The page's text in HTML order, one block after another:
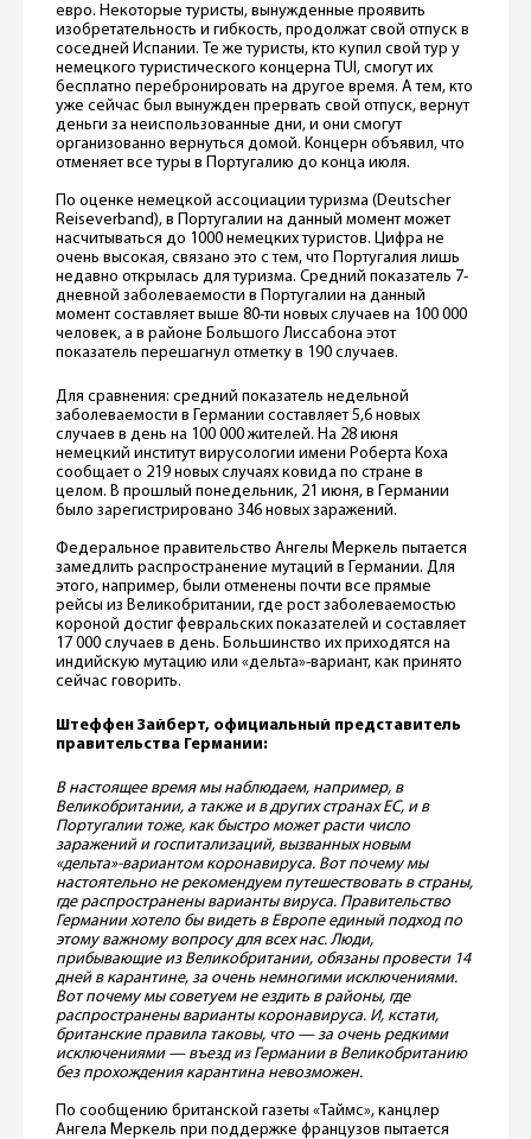
евро. Некоторые туристы, вынужденные проявить
изобретательность и гибкость, продолжат свой отпуск в
соседней Испании. Те же туристы, кто купил свой тур у
немецкого туристического концерна TUI, смогут их
бесплатно перебронировать на другое время. А тем, кто
уже сейчас был вынужден прервать свой отпуск, вернут
деньги за неиспользованные дни, и они смогут
организованно вернуться домой. Концерн объявил, что
отменяет все туры в Португалию до конца июля.
По оценке немецкой ассоциации туризма (Deutscher
Reiseverband), в Португалии на данный момент может
насчитываться до 1000 немецких туристов. Цифра не
очень высокая, связано это с тем, что Португалия лишь
недавно открылась для туризма. Средний показатель 7-
дневной заболеваемости в Португалии на данный
момент составляет выше 80-ти новых случаев на 100 000
человек, а в районе Большого Лиссабона этот
показатель перешагнул отметку в 190 случаев.
Для сравнения: средний показатель недельной
заболеваемости в Германии составляет 5,6 новых
случаев в день на 100 000 жителей. На 28 июня
немецкий институт вирусологии имени Роберта Коха
сообщает о 219 новых случаях ковида по стране в
целом. В прошлый понедельник, 21 июня, в Германии
было зарегистрировано 346 новых заражений.
Федеральное правительство Ангелы Меркель пытается
замедлить распространение мутаций в Германии. Для
этого, например, были отменены почти все прямые
рейсы из Великобритании, где рост заболеваемостью
короной достиг февральских показателей и составляет
17 000 случаев в день. Большинство их приходятся на
индийскую мутацию или «дельта»-вариант, как принято
сейчас говорить.
Штеффен Зайберт, официальный представитель
правительства Германии:
В настоящее время мы наблюдаем, например, в
Великобритании, а также и в других странах ЕС, и в
Португалии тоже, как быстро может расти число
заражений и госпитализаций, вызванных новым
«дельта»-вариантом коронавируса. Вот почему мы
настоятельно не рекомендуем путешествовать в страны,
где распространены варианты вируса. Правительство
Германии хотело бы видеть в Европе единый подход по
этому важному вопросу для всех нас. Люди,
прибывающие из Великобритании, обязаны провести 14
дней в карантине, за очень немногими исключениями.
Вот почему мы советуем не ездить в районы, где
распространены варианты коронавируса. И, кстати,
британские правила таковы, что — за очень редкими
исключениями — въезд из Германии в Великобританию
без прохождения карантина невозможен.
По сообщению британской газеты «Таймс», канцлер
Ангела Меркель при поддержке французов пытается